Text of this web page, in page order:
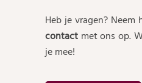
Heb je vragen? Neem
contact met ons op.
je mee!